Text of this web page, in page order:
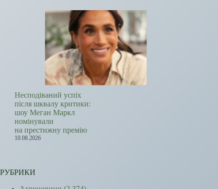
Несподіваний успіх
після шквалу критики:
шоу Меган Маркл
номінували
на престижну премію
10.08.2026
РУБРИКИ